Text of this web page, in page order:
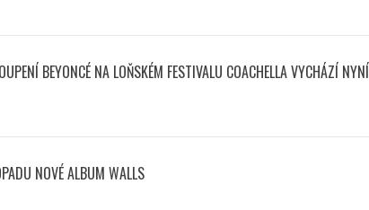
BEYONCÉ NA LOŇSKÉM FESTIVALU COACHELLA VYCHÁZÍ NYNÍ
NOVÉ ALBUM WALLS